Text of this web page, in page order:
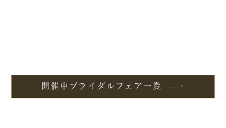
開催中ブライダルフェア一覧